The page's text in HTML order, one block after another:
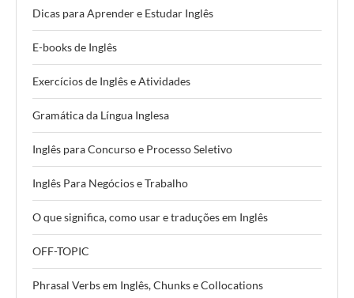
Dicas para Aprender e Estudar Inglês
E-books de Inglês
Exercícios de Inglês e Atividades
Gramática da Língua Inglesa
Inglês para Concurso e Processo Seletivo
Inglês Para Negócios e Trabalho
O que significa, como usar e traduções em Inglês
OFF-TOPIC
Phrasal Verbs em Inglês, Chunks e Collocations